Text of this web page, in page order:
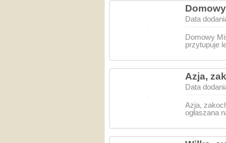
Data
Domowy
przytupuje
Azja,
Data
Azja,
ogłaszana